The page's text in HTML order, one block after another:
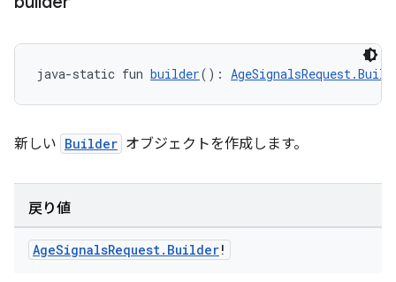
java-static fun builder():
新しい Builder オブジェクトを作成します。
戻り値
AgeSignalsRequest. Builder!